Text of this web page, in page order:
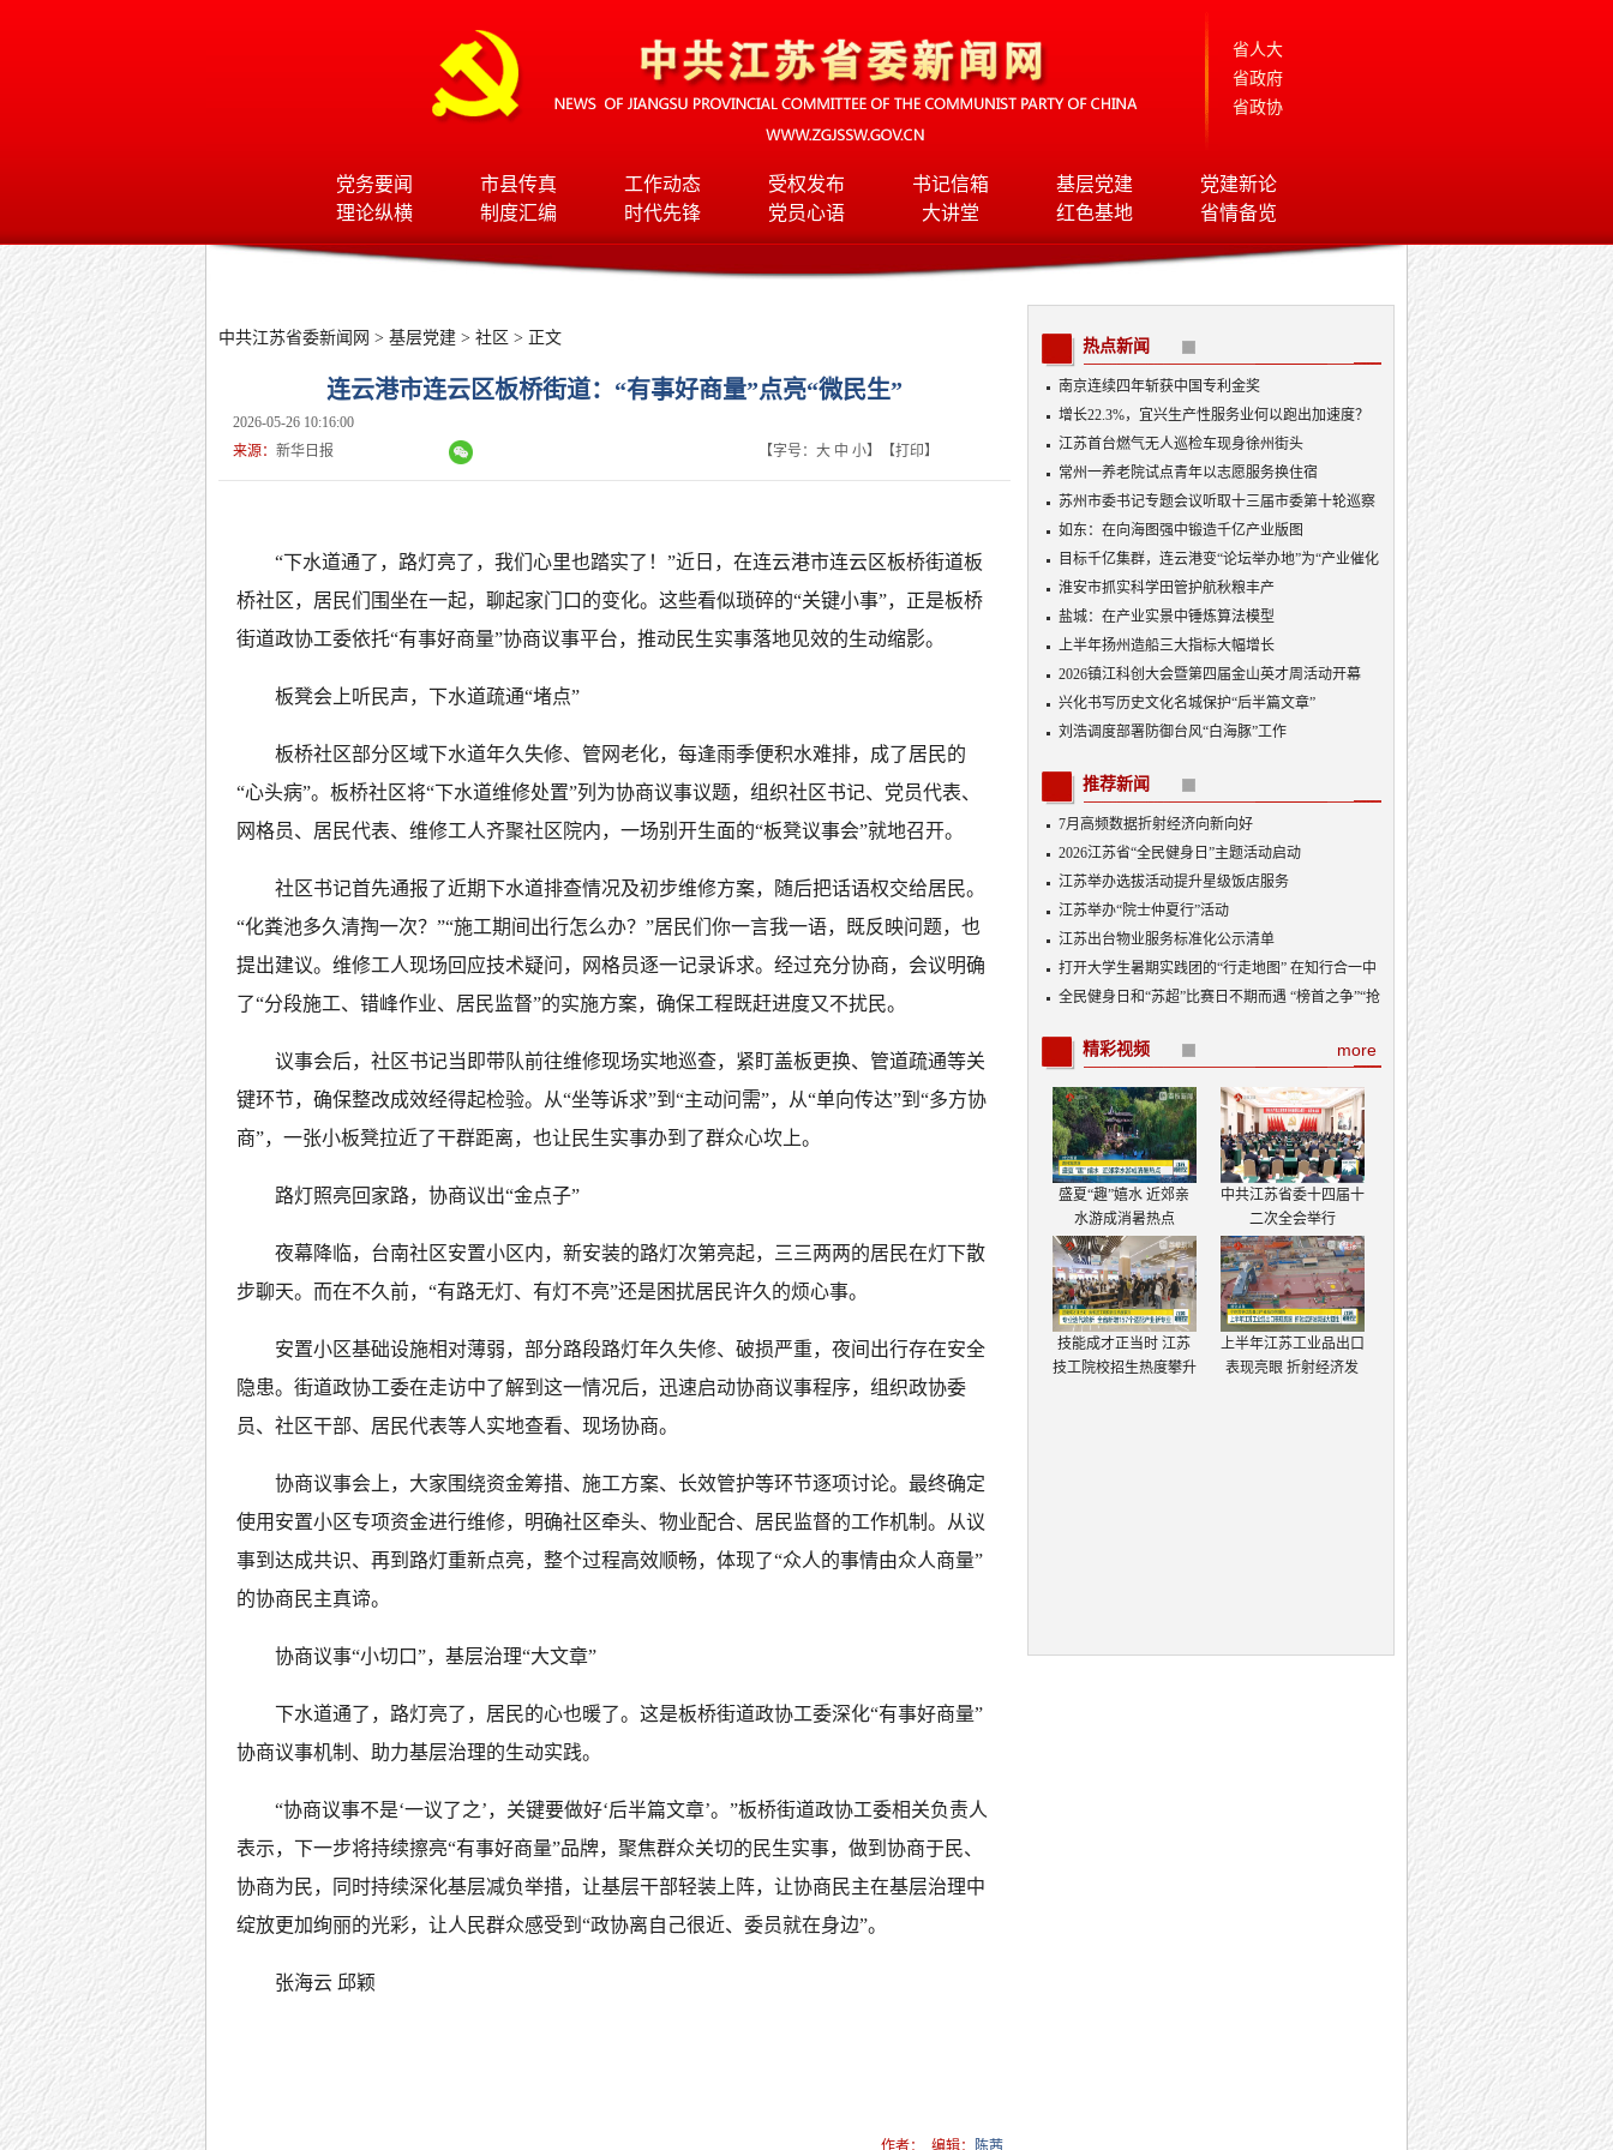
省人大
省政府
省政协
党务要闻 市县传真 工作动态 受权发布 书记信箱 基层党建
党建新论
理论纵横
制度汇编 时代先锋 党员心语 大讲堂 红色基地 省情备览
中共江苏省委新闻网 > 基层党建 > 社区 > 正文
连云港市连云区板桥街道：“有事好商量”点亮“微民生”
2026-05-26 10:16:00
来源： 新华日报 【字号： 大 中 小】【打印】
“下水道通了，路灯亮了，我们心里也踏实了！”近日，在连云港市连云区板桥街道板
桥社区，居民们围坐在一起，聊起家门口的变化。这些看似琐碎的“关键小事”，正是板桥
街道政协工委依托“有事好商量”协商议事平台，推动民生实事落地见效的生动缩影。
板凳会上听民声，下水道疏通“堵点”
板桥社区部分区域下水道年久失修、管网老化，每逢雨季便积水难排，成了居民的
“心头病”。板桥社区将“下水道维修处置”列为协商议事议题，组织社区书记、党员代表、
网格员、居民代表、维修工人齐聚社区院内，一场别开生面的“板凳议事会”就地召开。
社区书记首先通报了近期下水道排查情况及初步维修方案，随后把话语权交给居民。
“化粪池多久清掏一次？”“施工期间出行怎么办？”居民们你一言我一语，既反映问题，也
提出建议。维修工人现场回应技术疑问，网格员逐一记录诉求。经过充分协商，会议明确
了“分段施工、错峰作业、居民监督”的实施方案，确保工程既赶进度又不扰民。
议事会后，社区书记当即带队前往维修现场实地巡查，紧盯盖板更换、管道疏通等关
键环节，确保整改成效经得起检验。从“坐等诉求”到“主动问需”，从“单向传达”到“多方协
商”，一张小板凳拉近了干群距离，也让民生实事办到了群众心坎上。
路灯照亮回家路，协商议出“金点子”
夜幕降临，台南社区安置小区内，新安装的路灯次第亮起，三三两两的居民在灯下散
步聊天。而在不久前，“有路无灯、有灯不亮”还是困扰居民许久的烦心事。
安置小区基础设施相对薄弱，部分路段路灯年久失修、破损严重，夜间出行存在安全
隐患。街道政协工委在走访中了解到这一情况后，迅速启动协商议事程序，组织政协委
员、社区干部、居民代表等人实地查看、现场协商。
协商议事会上，大家围绕资金筹措、施工方案、长效管护等环节逐项讨论。最终确定
使用安置小区专项资金进行维修，明确社区牵头、物业配合、居民监督的工作机制。从议
事到达成共识、再到路灯重新点亮，整个过程高效顺畅，体现了“众人的事情由众人商量”
的协商民主真谛。
协商议事“小切口”，基层治理“大文章”
下水道通了，路灯亮了，居民的心也暖了。这是板桥街道政协工委深化“有事好商量”
协商议事机制、助力基层治理的生动实践。
“协商议事不是‘一议了之’，关键要做好‘后半篇文章’。”板桥街道政协工委相关负责人
表示，下一步将持续擦亮“有事好商量”品牌，聚焦群众关切的民生实事，做到协商于民、
协商为民，同时持续深化基层减负举措，让基层干部轻装上阵，让协商民主在基层治理中
绽放更加绚丽的光彩，让人民群众感受到“政协离自己很近、委员就在身边”。
张海云 邱颖
作者： 编辑： 陈茜
热点新闻
南京连续四年斩获中国专利金奖
增长22.3%，宜兴生产性服务业何以跑出加速度？
江苏首台燃气无人巡检车现身徐州街头
常州一养老院试点青年以志愿服务换住宿
苏州市委书记专题会议听取十三届市委第十轮巡察
情况汇报
如东：在向海图强中锻造千亿产业版图
目标千亿集群，连云港变“论坛举办地”为“产业催化
剂”
淮安市抓实科学田管护航秋粮丰产
盐城：在产业实景中锤炼算法模型
上半年扬州造船三大指标大幅增长
2026镇江科创大会暨第四届金山英才周活动开幕
兴化书写历史文化名城保护“后半篇文章”
刘浩调度部署防御台风“白海豚”工作
推荐新闻
7月高频数据折射经济向新向好
2026江苏省“全民健身日”主题活动启动
江苏举办选拔活动提升星级饭店服务
江苏举办“院士仲夏行”活动
江苏出台物业服务标准化公示清单
打开大学生暑期实践团的“行走地图” 在知行合一中
砥砺成长
全民健身日和“苏超”比赛日不期而遇 “榜首之争”“抢
more
精彩视频
盛夏“趣”嬉水 近郊亲
水游成消暑热点
中共江苏省委十四届十
二次全会举行
技能成才正当时 江苏
技工院校招生热度攀升
上半年江苏工业品出口
表现亮眼 折射经济发